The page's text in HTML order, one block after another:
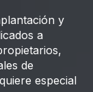
y
a
de
especial